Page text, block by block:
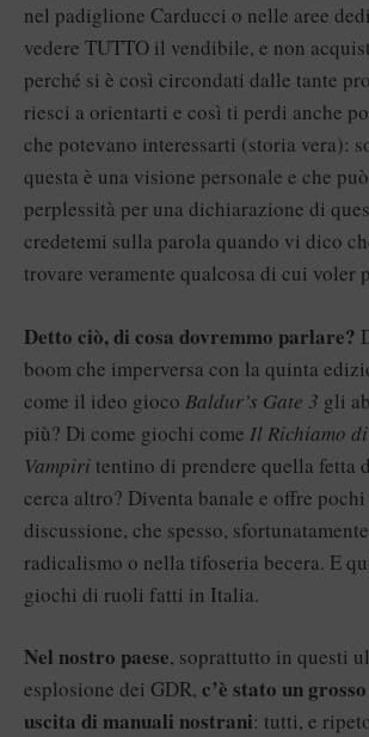
nel padiglione Carducci o nelle aree
vedere TUTTO il vendibile, e non
perché si è così circondati dalle tante
riesci a orientarti e così ti perdi anche
che potevano interessarti (storia vera):
questa è una visione personale e che
perplessità per una dichiarazione di
credetemi sulla parola quando vi dico
trovare veramente qualcosa di cui voler
Detto ciò, di cosa dovremmo parlare?
boom che imperversa con la quinta
come il ideo gioco Baldur’s Gate 3 gli
più? Di come giochi come Il Richiamo
Vampiri tentino di prendere quella fetta
cerca altro? Diventa banale e offre
discussione, che spesso,
radicalismo o nella tifoseria becera. E
giochi di ruoli fatti in Italia.
Nel nostro paese, soprattutto in questi
esplosione dei GDR, c’è stato un
uscita di manuali nostrani: tutti, e